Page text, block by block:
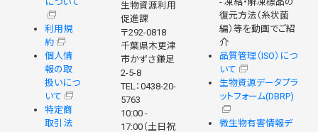
利用規
約
個人情
報の取
扱いにつ
いて
特定商
取引法
生物資源利用
促進課
〒292-0818
千葉県木更津
市かずさ鎌足
2-5-8
TEL：0438-20-
5763
10:00 -
17:00（土日祝
復元方法（糸状菌
編）等を動画でご紹
介
品質管理（ISO）につ
いて
生物資源データプラ
ットフォーム(DBRP)
微生物有害情報デ